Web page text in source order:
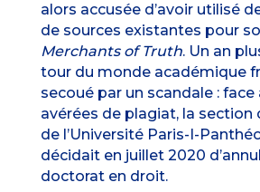
alors accusée d’avoir utilisé
de sources existantes pour
Merchants of Truth. Un an
tour du monde académique
secoué par un scandale : face
avérées de plagiat, la section
de l’Université Paris-I-
décidait en juillet 2020 d’
doctorat en droit.